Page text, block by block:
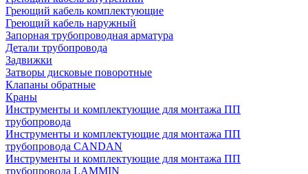
Греющий кабель комплектующие
Греющий кабель наружный
Запорная трубопроводная арматура
Детали трубопровода
Задвижки
Затворы дисковые поворотные
Клапаны обратные
Краны
Инструменты и комплектующие для монтажа ПП
трубопровода
Инструменты и комплектующие для монтажа ПП
трубопровода CANDAN
Инструменты и комплектующие для монтажа ПП
трубопровода LAMMIN